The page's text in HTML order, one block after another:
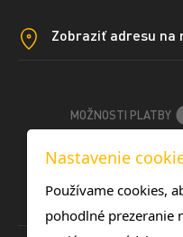
Zobraziť adresu na
MOŽNOSTI PLATBY
Nastavenie
Používame cookies,
pohodlné prezeranie